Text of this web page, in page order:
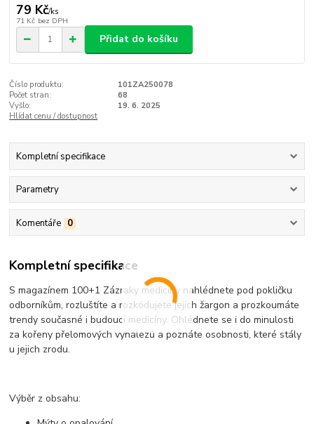
79 Kč/ks
71 Kč bez DPH
Přidat do košíku
Číslo produktu:
101ZA250078
Počet stran:
68
Vyšlo:
19. 6. 2025
Hlídat cenu / dostupnost
Kompletní specifikace
Parametry
Komentáře 0
Kompletní specifikace
S magazínem 100+1 Zázraky medicíny nahlédnete pod pokličku
odborníkům, rozluštíte a rozkódujete jejich žargon a prozkoumáte
trendy současné i budoucí medicíny. Ohlédnete se i do minulosti
za kořeny přelomových vynálezů a poznáte osobnosti, které stály
u jejich zrodu.
Výběr z obsahu: